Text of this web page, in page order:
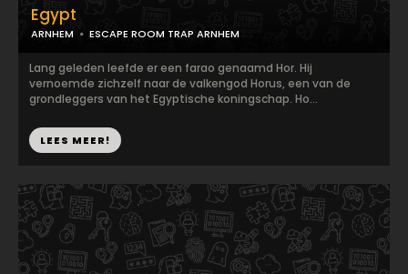
Egypt
ARNHEM ESCAPE ROOM TRAP ARNHEM
Lang geleden leefde er een farao genaamd Hor. Hij
vernoemde zichzelf naar de valkengod Horus, een van de
grondleggers van het Egyptische koningschap. Ho...
LEES MEER!